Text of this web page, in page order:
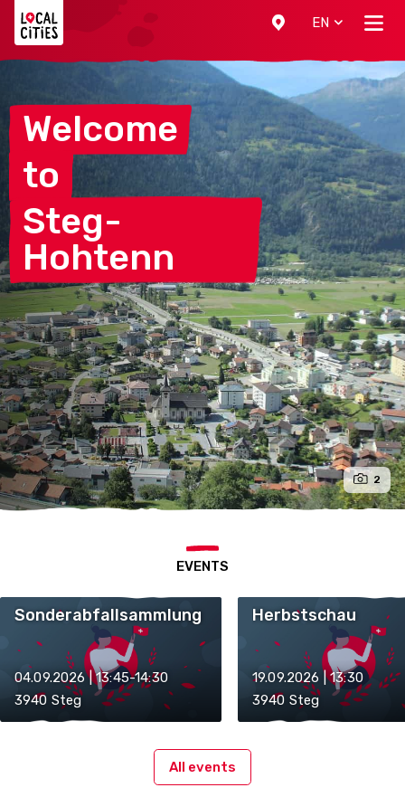
EN
Welcome
to
Steg-
Hohtenn
2
EVENTS
Sonderabfallsammlung
04.09.2026 | 13:45-14:30
3940 Steg
Herbstschau
19.09.2026 | 13:30
3940 Steg
All events